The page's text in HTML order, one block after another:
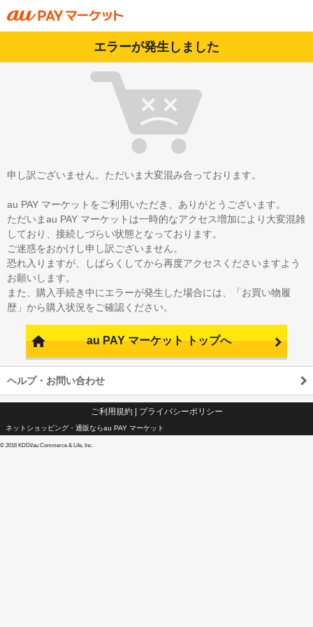
エラーが発生しました
申し訳ございません。ただいま大変混み合っております。
au PAY マーケットをご利用いただき、ありがとうございます。
ただいまau PAY マーケットは一時的なアクセス増加により大変混雑
しており、接続しづらい状態となっております。
ご迷惑をおかけし申し訳ございません。
恐れ入りますが、しばらくしてから再度アクセスくださいますよう
お願いします。
また、購入手続き中にエラーが発生した場合には、「お買い物履
歴」から購入状況をご確認ください。
au PAY マーケット トップへ
ヘルプ・お問い合わせ
ご利用規約| プライバシーポリシー
ネットショッピング・通販ならau PAY マーケット
© 2016 KDDI/au Commerce & Life, Inc.